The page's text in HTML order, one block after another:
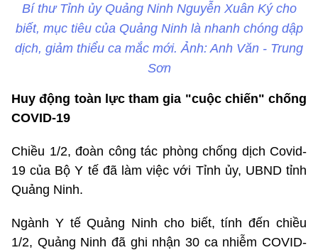
Bí thư Tỉnh ủy Quảng Ninh Nguyễn Xuân Ký cho
biết, mục tiêu của Quảng Ninh là nhanh chóng dập
dịch, giảm thiểu ca mắc mới. Ảnh: Anh Văn - Trung
Sơn
Huy động toàn lực tham gia "cuộc chiến" chống
COVID-19
Chiều 1/2, đoàn công tác phòng chống dịch Covid-
19 của Bộ Y tế đã làm việc với Tỉnh ủy, UBND tỉnh
Quảng Ninh.
Ngành Y tế Quảng Ninh cho biết, tính đến chiều
1/2, Quảng Ninh đã ghi nhận 30 ca nhiễm COVID-